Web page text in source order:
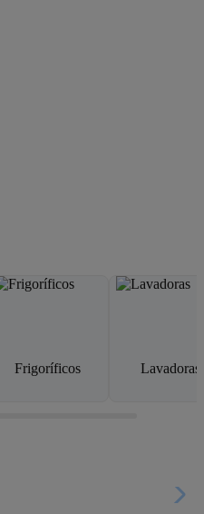
Frigoríficos Lavadoras